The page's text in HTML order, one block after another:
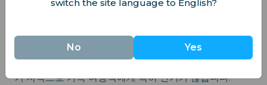
명소
아브루초 주에 있는 로카라소는 따뜻한 분위기와 넓은 스
키 지역으로 가족 여행객에게 특히 인기가 많습니다.
switch the site language to English?
No Yes